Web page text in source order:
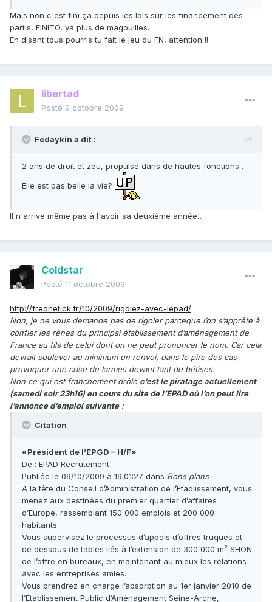
Mais non c'est fini ça depuis les lois sur les financement des
partis, FINITO, ya plus de magouilles.
En disant tous pourris tu fait le jeu du FN, attention !!
libertad
Posté 9 octobre 2009
Fedaykin a dit :
2 ans de droit et zou, propulsé dans de hautes fonctions…
Elle est pas belle la vie?
Il n'arrive même pas à l'avoir sa deuxième année…
Coldstar
Posté 11 octobre 2009
http://frednetick.fr/10/2009/rigolez-avec-lepad/
Non, je ne vous demande pas de rigoler parceque l’on s’apprête à
confier les rênes du principal établissement d’aménagement de
France au fils de celui dont on ne peut prononcer le nom. Car cela
devrait soulever au minimum un renvoi, dans le pire des cas
provoquer une crise de larmes devant tant de bétises.
Non ce qui est franchement drôle c’est le piratage actuellement
(samedi soir 23h16) en cours du site de l’EPAD où l’on peut lire
l’annonce d’emploi suivante:
Citation
«Président de l’EPGD – H/F»
De : EPAD Recrutement
Publiée le 09/10/2009 à 19:01:27 dans Bons plans
A la tête du Conseil d’Administration de l’Etablissement, vous
menez aux destinées du premier quartier d’affaires
d’Europe, rassemblant 150 000 emplois et 200 000
habitants.
Vous supervisez le processus d’appels d’offres truqués et
de dessous de tables liés à l’extension de 300 000 m² SHON
de l’offre en bureaux, en maintenant au mieux les relations
avec les entreprises amies.
Vous prendrez en charge l’absorption au 1er janvier 2010 de
l’Etablissement Public d’Aménagement Seine-Arche,